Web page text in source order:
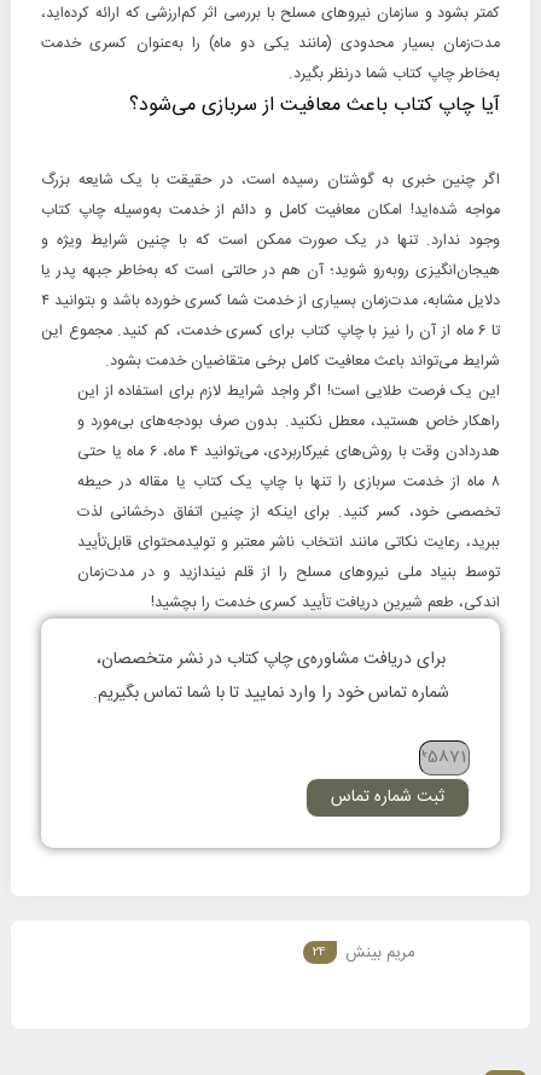
کمتر بشود و سازمان نیروهای مسلح با بررسی اثر کم‌ارزشی که ارائه کرده‌اید،
مدت‌زمان بسیار محدودی (مانند یکی دو ماه) را به‌عنوان کسری خدمت
به‌خاطر چاپ کتاب شما درنظر بگیرد.
آیا چاپ کتاب باعث معافیت از سربازی می‌شود؟
اگر چنین خبری به گوشتان رسیده است، در حقیقت با یک شایعه بزرگ
مواجه شده‌اید! امکان معافیت کامل و دائم از خدمت به‌وسیله چاپ کتاب
وجود ندارد. تنها در یک صورت ممکن است که با چنین شرایط ویژه و
هیجان‌انگیزی روبه‌رو شوید؛ آن هم در حالتی است که به‌خاطر جبهه پدر یا
دلایل مشابه، مدت‌زمان بسیاری از خدمت شما کسری خورده باشد و بتوانید ۴
تا ۶ ماه از آن را نیز با چاپ کتاب برای کسری خدمت، کم کنید. مجموع این
شرایط می‌تواند باعث معافیت کامل برخی متقاضیان خدمت بشود.
این یک فرصت طلایی است! اگر واجد شرایط لازم برای استفاده از این
راهکار خاص هستید، معطل نکنید. بدون صرف بودجه‌های بی‌مورد و
هدردادن وقت با روش‌های غیرکاربردی، می‌توانید ۴ ماه،‌ ۶ ماه یا حتی
۸ ماه از خدمت سربازی را تنها با چاپ یک کتاب یا مقاله در حیطه
تخصصی خود، کسر کنید. برای اینکه از چنین اتفاق درخشانی لذت
ببرید، رعایت نکاتی مانند انتخاب ناشر معتبر و تولیدمحتوای قابل‌تأیید
توسط بنیاد ملی نیروهای مسلح را از قلم نیندازید و در مدت‌زمان
اندکی، طعم شیرین دریافت تأیید کسری خدمت را بچشید!
برای دریافت مشاوره‌ی چاپ کتاب در نشر متخصصان،
شماره تماس خود را وارد نمایید تا با شما تماس بگیریم.
ثبت شماره تماس
مریم بینش 24